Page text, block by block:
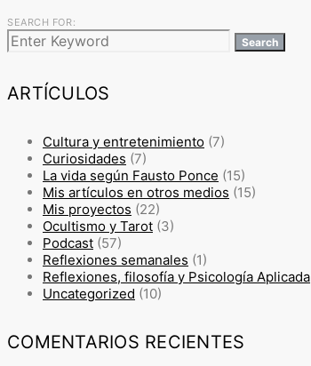
SEARCH FOR:
Search
ARTÍCULOS
Cultura y entretenimiento (7)
Curiosidades (7)
La vida según Fausto Ponce (15)
Mis artículos en otros medios (15)
Mis proyectos (22)
Ocultismo y Tarot (3)
Podcast (57)
Reflexiones semanales (1)
Reflexiones, filosofía y Psicología Aplicada
Uncategorized (10)
COMENTARIOS RECIENTES